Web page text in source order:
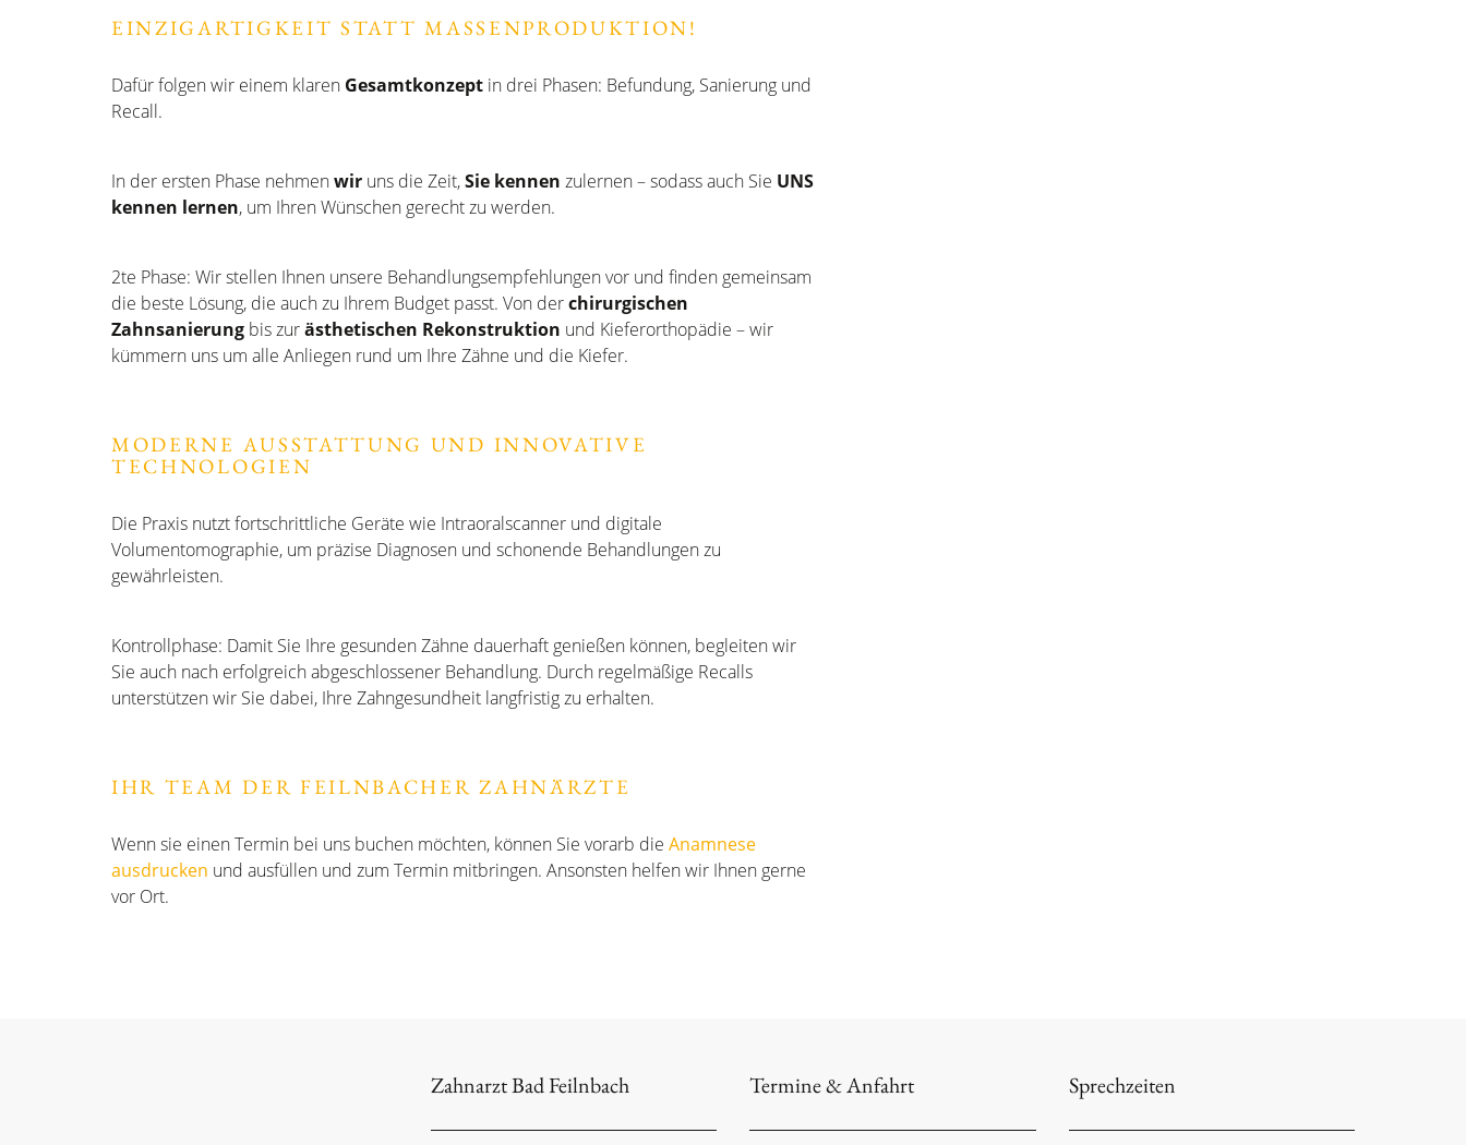
EINZIGARTIGKEIT STATT MASSENPRODUKTION!
Dafür folgen wir einem klaren Gesamtkonzept in drei Phasen: Befundung, Sanierung und
Recall.
In der ersten Phase nehmenwir uns die Zeit,Sie kennen zulernen – sodass auch Sie UNS
kennen lernen, um Ihren Wünschen gerecht zu werden.
2te Phase: Wir stellen Ihnen unsere Behandlungsempfehlungen vor und finden gemeinsam
die beste Lösung, die auch zu Ihrem Budget passt. Von derchirurgischen
Zahnsanierung bis zurästhetischen Rekonstruktion und Kieferorthopädie – wir
kümmern uns um alle Anliegen rund um Ihre Zähne und die Kiefer.
MODERNE AUSSTATTUNG UND INNOVATIVE
TECHNOLOGIEN
Die Praxis nutzt fortschrittliche Geräte wie Intraoralscanner und digitale
Volumentomographie, um präzise Diagnosen und schonende Behandlungen zu
gewährleisten.
Kontrollphase: Damit Sie Ihre gesunden Zähne dauerhaft genießen können, begleiten wir
Sie auch nach erfolgreich abgeschlossener Behandlung. Durch regelmäßige Recalls
unterstützen wir Sie dabei, Ihre Zahngesundheit langfristig zu erhalten.
IHR TEAM DER FEILNBACHER ZAHNÄRZTE
Wenn sie einen Termin bei uns buchen möchten, können Sie vorarb die Anamnese
ausdrucken und ausfüllen und zum Termin mitbringen. Ansonsten helfen wir Ihnen gerne
vor Ort.
Zahnarzt Bad Feilnbach Termine & Anfahrt Sprechzeiten